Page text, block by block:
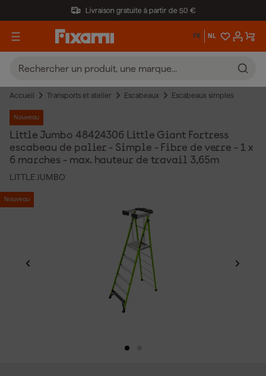
Livraison gratuite à partir de 50 €
FR NL
Accueil Transports et atelier Escabeaux Escabeaux simples
Nouveau
Little Jumbo 48424306 Little Giant Fortress
escabeau de palier - Simple - Fibre de verre - 1 x
6 marches - max. hauteur de travail 3,65m
LITTLE JUMBO
Nouveau